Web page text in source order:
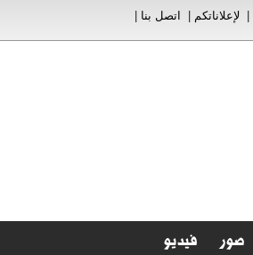
لإعلاناتكم اتصل بنا
صور فيديو